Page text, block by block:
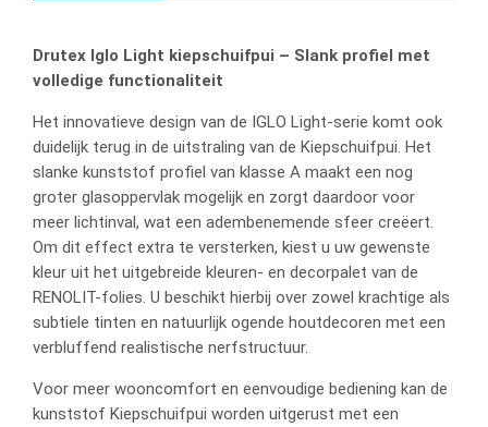
Drutex Iglo Light kiepschuifpui – Slank profiel met
volledige functionaliteit
Het innovatieve design van de IGLO Light-serie komt ook
duidelijk terug in de uitstraling van de Kiepschuifpui. Het
slanke kunststof profiel van klasse A maakt een nog
groter glasoppervlak mogelijk en zorgt daardoor voor
meer lichtinval, wat een adembenemende sfeer creëert.
Om dit effect extra te versterken, kiest u uw gewenste
kleur uit het uitgebreide kleuren- en decorpalet van de
RENOLIT-folies. U beschikt hierbij over zowel krachtige als
subtiele tinten en natuurlijk ogende houtdecoren met een
verbluffend realistische nerfstructuur.
Voor meer wooncomfort en eenvoudige bediening kan de
kunststof Kiepschuifpui worden uitgerust met een